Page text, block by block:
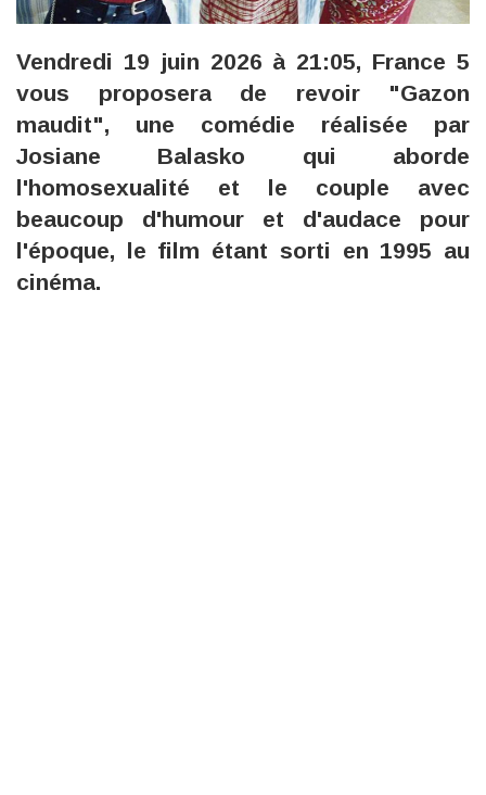
Vendredi 19 juin 2026 à 21:05, France 5
vous proposera de revoir "Gazon
maudit", une comédie réalisée par
Josiane Balasko qui aborde
l'homosexualité et le couple avec
beaucoup d'humour et d'audace pour
l'époque, le film étant sorti en 1995 au
cinéma.